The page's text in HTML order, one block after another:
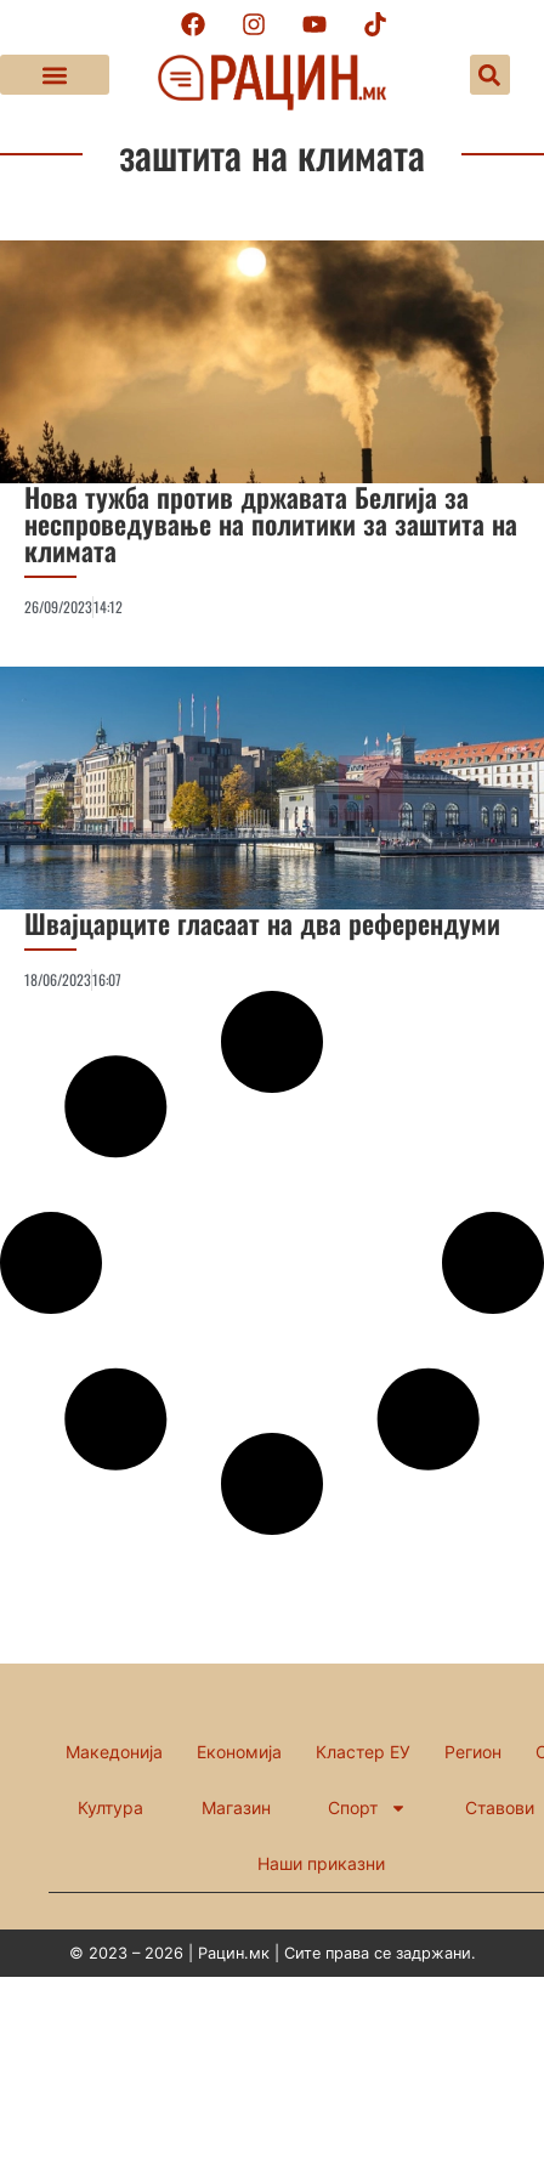
заштита на климата
Нова тужба против државата Белгија за
неспроведување на политики за заштита на
климата
26/09/202314:12
Швајцарците гласаат на два референдуми
18/06/202316:07
Македонија Економија Кластер ЕУ Регион
Култура Магазин Спорт Ставови
Наши приказни
© 2023 – 2026 | Рацин.мк | Сите права се задржани.